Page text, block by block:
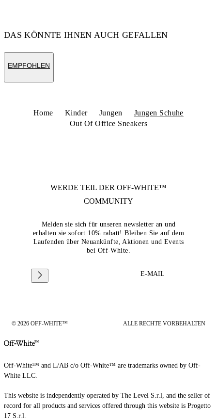
DAS KÖNNTE IHNEN AUCH GEFALLEN
EMPFOHLEN
Home Kinder Jungen
Jungen Schuhe
Out Of Office Sneakers
WERDE TEIL DER OFF-WHITE™
COMMUNITY
Melden sie sich für unseren newsletter an und
erhalten sie sofort 10% rabatt! Bleiben Sie auf dem
Laufenden über Neuankünfte, Aktionen und Events
bei Off-White.
E-MAIL
© 2026 OFF-WHITE™ ALLE RECHTE VORBEHALTEN
Off-White™ and L/AB c/o Off-White™ are trademarks owned by Off-
White LLC.
This website is independently operated by The Level S.r.l, and the seller of
record for all products and services offered through this website is Progetto
17 S.r.l.